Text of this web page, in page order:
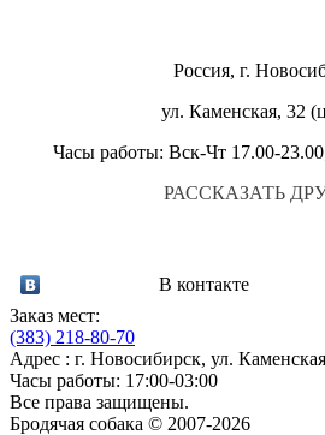
Россия, г.
ул. Каменская, 32
Часы работы: Вск-Чт 17.00-
РАССКАЗАТЬ
В контакте
Заказ мест:
(383) 218-80-70
Адрес : г. Новосибирск, ул.
Часы работы: 17:00-03:00
Все права защищены.
Бродячая собака © 2007-2026